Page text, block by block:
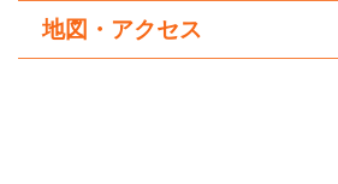
地図・アクセス